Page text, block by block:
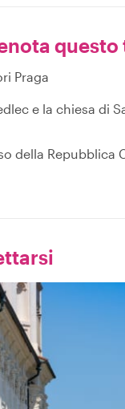
questo
Praga
e la chiesa di
della Repubblica